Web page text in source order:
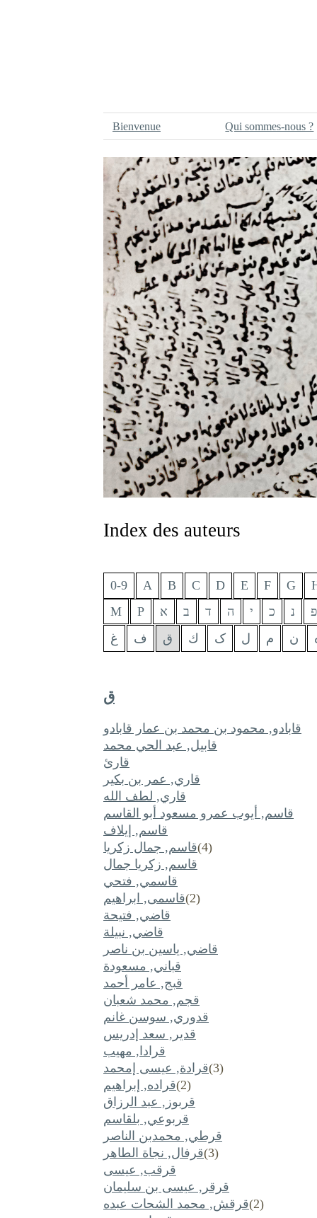
Bienvenue Qui sommes-nous ?
Index des auteurs
0-9 A B C D E F G
М
Р א ב ד ה י כ נ
פ
غ
ف ق ك ک ل م ن
ق
قابادو, محمود بن محمد بن عمار قابادو
قابيل, عبد الحي محمد
قارئ
قاري, عمر بن بكير
قاري, لطف الله
قاسم, أيوب عمرو مسعود أبو القاسم
قاسم, إيلاف
قاسم, جمال زكريا(4)
قاسم, زكريا جمال
قاسمي, فتحي
قاسمی, ابراهیم(2)
قاضي, فتيحة
قاضي, نبيلة
قاضي, ياسين بن ناصر
قباني, مسعودة
قبج, عامر أحمد
قجم, محمد شعبان
قدوري, سوسن غانم
قدير, سعد إدريس
قرادا, مهيب
قرادة, عيسى إمحمد(3)
قراده, إبراهيم(2)
قربوز, عبد الرزاق
قربوعي, بلقاسم
قرطي, محمدبن الناصر
قرفال, نجاة الطاهر(3)
قرقب, عيسى
قرقر, عيسى بن سليمان
قرقش, محمد الشحات عبده(2)